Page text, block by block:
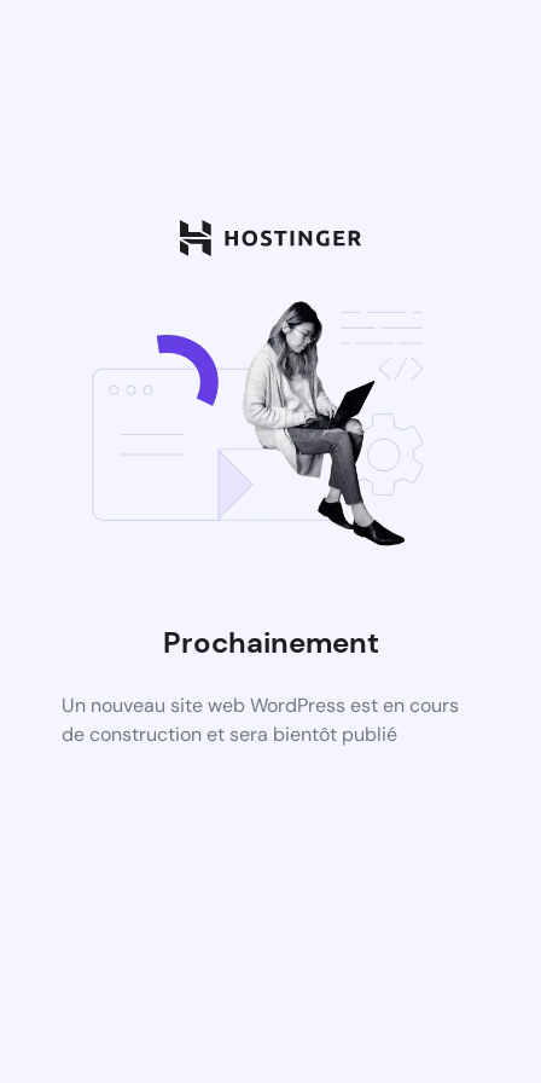
Prochainement
Un nouveau site web WordPress est en cours
de construction et sera bientôt publié